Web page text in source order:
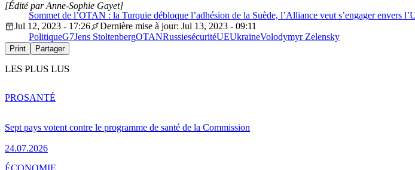
Sommet de l’OTAN : la Turquie débloque l’adhésion de la Suède, l’Alliance veut s’engager envers
[Édité par Anne-Sophie Gayet]
Jul 12, 2023 - 17:26
Dernière mise à jour: Jul 13, 2023 - 09:11
PolitiqueG7Jens StoltenbergOTANRussiesécuritéUEUkraineVolodymyr Zelensky
Print Partager
LES PLUS LUS
Sept pays votent contre le programme de santé de la Commission
24.07.2026
PROSANTÉ